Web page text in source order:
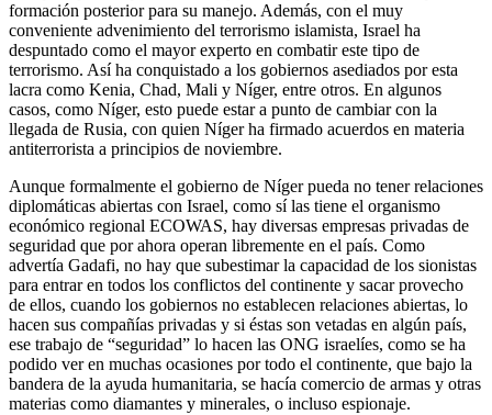
formación posterior para su manejo. Además, con el muy
conveniente advenimiento del terrorismo islamista, Israel ha
despuntado como el mayor experto en combatir este tipo de
terrorismo. Así ha conquistado a los gobiernos asediados por esta
lacra como Kenia, Chad, Mali y Níger, entre otros. En algunos
casos, como Níger, esto puede estar a punto de cambiar con la
llegada de Rusia, con quien Níger ha firmado acuerdos en materia
antiterrorista a principios de noviembre.
Aunque formalmente el gobierno de Níger pueda no tener relaciones
diplomáticas abiertas con Israel, como sí las tiene el organismo
económico regional ECOWAS, hay diversas empresas privadas de
seguridad que por ahora operan libremente en el país. Como
advertía Gadafi, no hay que subestimar la capacidad de los sionistas
para entrar en todos los conflictos del continente y sacar provecho
de ellos, cuando los gobiernos no establecen relaciones abiertas, lo
hacen sus compañías privadas y si éstas son vetadas en algún país,
ese trabajo de “seguridad” lo hacen las ONG israelíes, como se ha
podido ver en muchas ocasiones por todo el continente, que bajo la
bandera de la ayuda humanitaria, se hacía comercio de armas y otras
materias como diamantes y minerales, o incluso espionaje.